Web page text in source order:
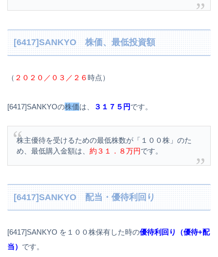
[6417]SANKYO 株価、最低投資額
（ ２０２０／０３／２６時点）
[6417]SANKYOの株価は、 ３１７５円です。
株主優待を受けるための最低株数が「１００株」のた
め、最低購入金額は、 約３１．８万円です。
[6417]SANKYO 配当・優待利回り
[6417]SANKYO を１００株保有した時の優待利回り（優待+配
当） です。